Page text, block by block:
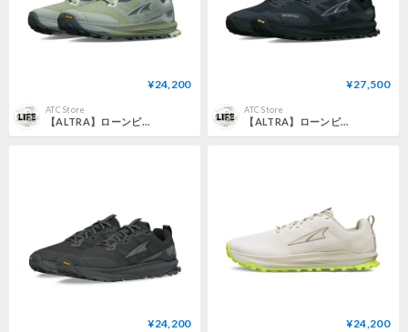
¥24,200
ATC Store
【ALTRA】ローンピーク 9+ W / LONE PEAK 9+ W (Glacier)
¥27,500
ATC Store
【ALTRA】ローンピーク 9+ GTX M / LONE PEAK 9+ GTX M (Black)
¥24,200 ¥24,200